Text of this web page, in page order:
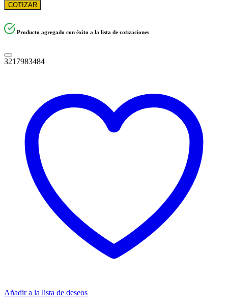
COTIZAR
Producto agregado con éxito a la lista de cotizaciones
3217983484
Añadir a la lista de deseos